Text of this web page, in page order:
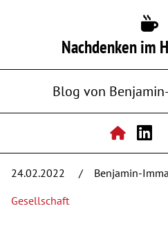
Nachdenken im
Blog von
24.02.2022
Benjamin-
Gesellschaft